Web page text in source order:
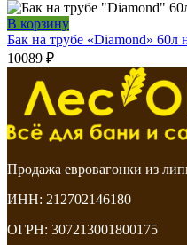
В корзину
Бак на трубе «Diamond»
10089 ₽
Продажа евровагонки из
ИНН: 212702146180
ОГРН: 307213001800175